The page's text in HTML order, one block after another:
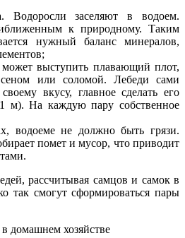
. Водоросли заселяют в водоем.
к природному. Таким
нужный баланс минералов,
выступить плавающий плот,
или соломой. Лебеди сами
вкусу, главное сделать его
м). На каждую пару собственное
водоеме не должно быть грязи.
помет и мусор, что приводит
рассчитывая самцов и самок в
так смогут сформироваться пары